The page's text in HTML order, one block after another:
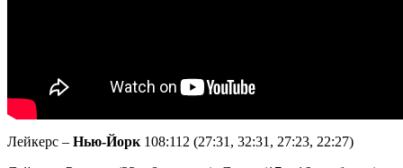
Лейкерс – Нью-Йорк 108:112 (27:31, 32:31, 27:23, 22:27)